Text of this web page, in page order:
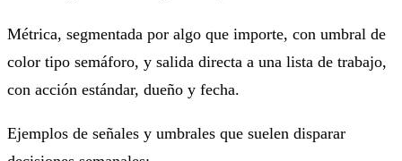
Métrica, segmentada por algo que importe, con umbral de
color tipo semáforo, y salida directa a una lista de trabajo,
con acción estándar, dueño y fecha.
Ejemplos de señales y umbrales que suelen disparar